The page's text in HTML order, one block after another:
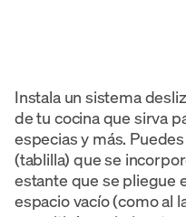
Instala un sistema
de tu cocina que sirva
especias y más.
(tablilla) que se
estante que se pliegue
espacio vacío (como al